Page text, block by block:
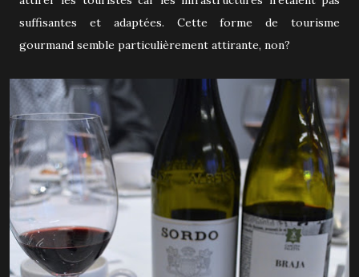
suffisantes et adaptées. Cette forme de tourisme
gourmand semble particulièrement attirante, non?